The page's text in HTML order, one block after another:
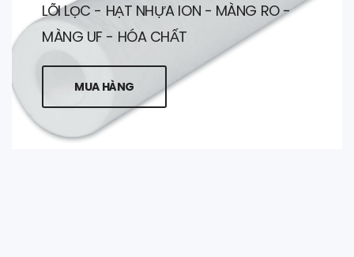
LÕI LỌC - HẠT NHỰA ION - MÀNG RO -
MÀNG UF - HÓA CHẤT
MUA HÀNG